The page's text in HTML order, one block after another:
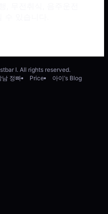
I. All rights reserved.
남 정빠 Price 아이’s Blog